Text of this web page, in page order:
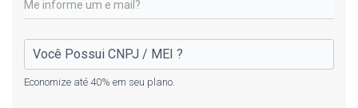
Economize até 40% em seu plano.